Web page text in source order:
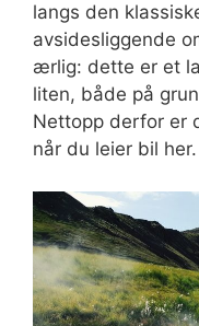
langs den
avsidesliggende
ærlig: dette er et
liten, både på
Nettopp derfor er
når du leier bil her.